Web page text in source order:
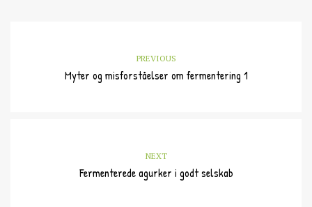
PREVIOUS
Myter og misforståelser om fermentering 1
NEXT
Fermenterede agurker i godt selskab